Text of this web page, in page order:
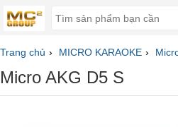
Trang chủ MICRO KARAOKE
Micro AKG D5 S